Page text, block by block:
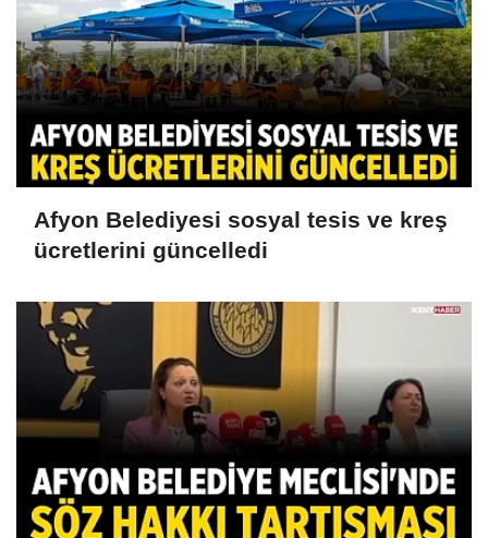
Afyon Belediyesi sosyal tesis ve kreş
ücretlerini güncelledi